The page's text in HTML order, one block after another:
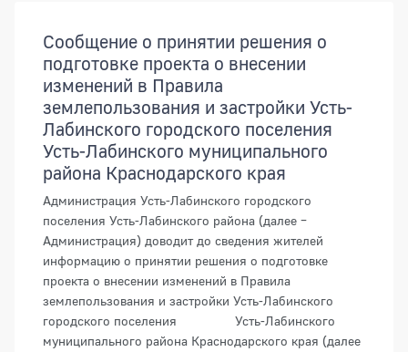
Сообщение о принятии решения о
подготовке проекта о внесении
изменений в Правила
землепользования и застройки Усть-
Лабинского городского поселения
Усть-Лабинского муниципального
района Краснодарского края
Администрация Усть-Лабинского городского
поселения Усть-Лабинского района (далее –
Администрация) доводит до сведения жителей
информацию о принятии решения о подготовке
проекта о внесении изменений в Правила
землепользования и застройки Усть-Лабинского
городского поселения Усть-Лабинского
муниципального района Краснодарского края (далее